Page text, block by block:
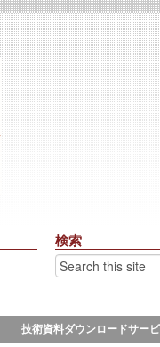
検索
技術資料ダウンロードサー